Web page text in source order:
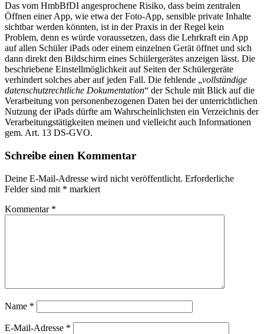
Das vom HmbBfDI angesprochene Risiko, dass beim zentralen
Öffnen einer App, wie etwa der Foto-App, sensible private Inhalte
sichtbar werden könnten, ist in der Praxis in der Regel kein
Problem, denn es würde voraussetzen, dass die Lehrkraft ein App
auf allen Schüler iPads oder einem einzelnen Gerät öffnet und sich
dann direkt den Bildschirm eines Schülergerätes anzeigen lässt. Die
beschriebene Einstellmöglichkeit auf Seiten der Schülergeräte
verhindert solches aber auf jeden Fall. Die fehlende „vollständige
datenschutzrechtliche Dokumentation“ der Schule mit Blick auf die
Verarbeitung von personenbezogenen Daten bei der unterrichtlichen
Nutzung der iPads dürfte am Wahrscheinlichsten ein Verzeichnis der
Verarbeitungstätigkeiten meinen und vielleicht auch Informationen
gem. Art. 13 DS-GVO.
Schreibe einen Kommentar
Deine E-Mail-Adresse wird nicht veröffentlicht. Erforderliche
Felder sind mit * markiert
Kommentar *
Name *
E-Mail-Adresse *